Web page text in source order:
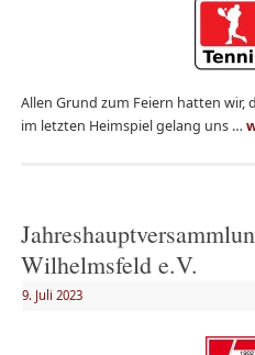
Allen Grund zum Feiern hatten wir,
im letzten Heimspiel gelang uns …
Wilhelmsfeld e.V.
9. Juli 2023